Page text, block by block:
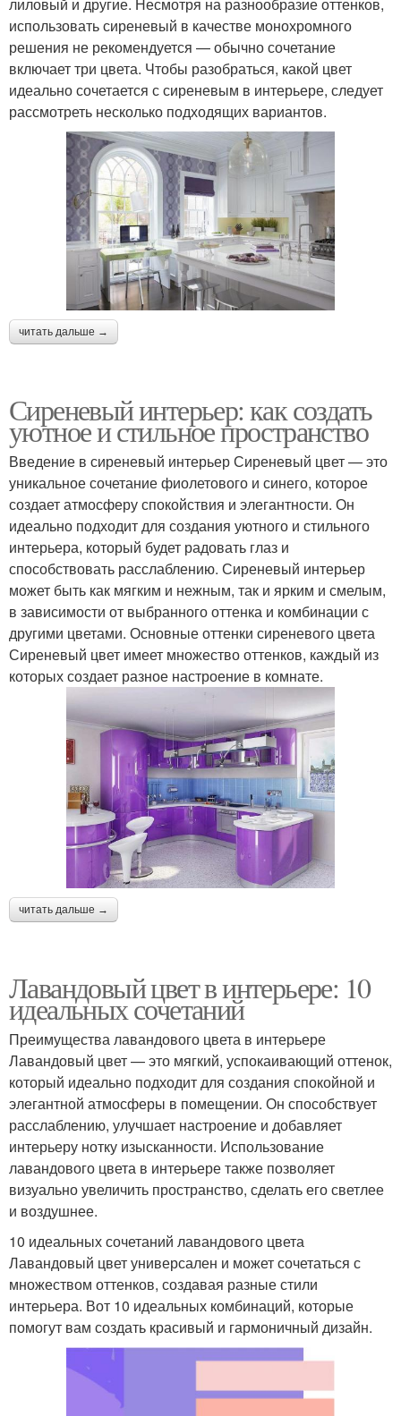
лиловый и другие. Несмотря на разнообразие оттенков,
использовать сиреневый в качестве монохромного
решения не рекомендуется — обычно сочетание
включает три цвета. Чтобы разобраться, какой цвет
идеально сочетается с сиреневым в интерьере, следует
рассмотреть несколько подходящих вариантов.
читать дальше →
Сиреневый интерьер: как создать
уютное и стильное пространство
Введение в сиреневый интерьер Сиреневый цвет — это
уникальное сочетание фиолетового и синего, которое
создает атмосферу спокойствия и элегантности. Он
идеально подходит для создания уютного и стильного
интерьера, который будет радовать глаз и
способствовать расслаблению. Сиреневый интерьер
может быть как мягким и нежным, так и ярким и смелым,
в зависимости от выбранного оттенка и комбинации с
другими цветами. Основные оттенки сиреневого цвета
Сиреневый цвет имеет множество оттенков, каждый из
которых создает разное настроение в комнате.
читать дальше →
Лавандовый цвет в интерьере: 10
идеальных сочетаний
Преимущества лавандового цвета в интерьере
Лавандовый цвет — это мягкий, успокаивающий оттенок,
который идеально подходит для создания спокойной и
элегантной атмосферы в помещении. Он способствует
расслаблению, улучшает настроение и добавляет
интерьеру нотку изысканности. Использование
лавандового цвета в интерьере также позволяет
визуально увеличить пространство, сделать его светлее
и воздушнее.
10 идеальных сочетаний лавандового цвета
Лавандовый цвет универсален и может сочетаться с
множеством оттенков, создавая разные стили
интерьера. Вот 10 идеальных комбинаций, которые
помогут вам создать красивый и гармоничный дизайн.